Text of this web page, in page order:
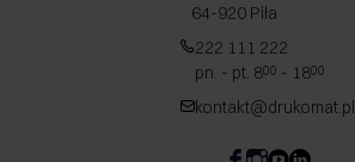
64-920 Piła
222 111 222
pn. - pt. 800 - 1800
kontakt@drukomat.pl